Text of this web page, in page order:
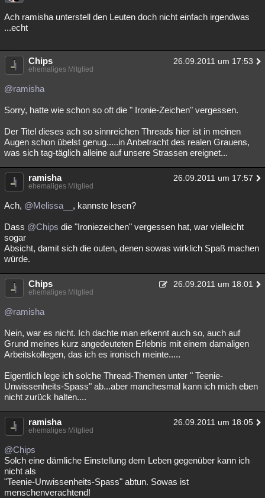
Besucht
Lesenswert Schlüsselwörter
Ach ramisha unterstell den Leuten doch nicht einfach irgendwas
...echt
Chips 26.09.2011 um 17:53
ehemaliges Mitglied
@ramisha
Sorry, hatte wie schon so oft die " Ironie-Zeichen" vergessen.
Der Titel dieses ach so sinnreichen Threads hier ist in meinen
Augen schon übelst genug.....in Anbetracht des realen Grauens,
was sich tag-täglich alleine auf unsere Strassen ereignet...
ramisha 26.09.2011 um 17:57
ehemaliges Mitglied
Ach, @Melissa__ , kannste lesen?
Dass @Chips die "Ironiezeichen" vergessen hat, war vielleicht
sogar
Absicht, damit sich die outen, denen sowas wirklich Spaß machen
würde.
Chips 26.09.2011 um 18:01
ehemaliges Mitglied
@ramisha
Nein, war es nicht. Ich dachte man erkennt auch so, auch auf
Grund meines kurz angedeuteten Erlebnis mit einem damaligen
Arbeitskollegen, das ich es ironisch meinte.....
Eigentlich lege ich solche Thread-Themen unter " Teenie-
Unwissenheits-Spass" ab...aber manchesmal kann ich mich eben
nicht zurück halten....
ramisha 26.09.2011 um 18:05
ehemaliges Mitglied
@Chips
Solch eine dämliche Einstellung dem Leben gegenüber kann ich
nicht als
"Teenie-Unwissenheits-Spass" abtun. Sowas ist
menschenverachtend!